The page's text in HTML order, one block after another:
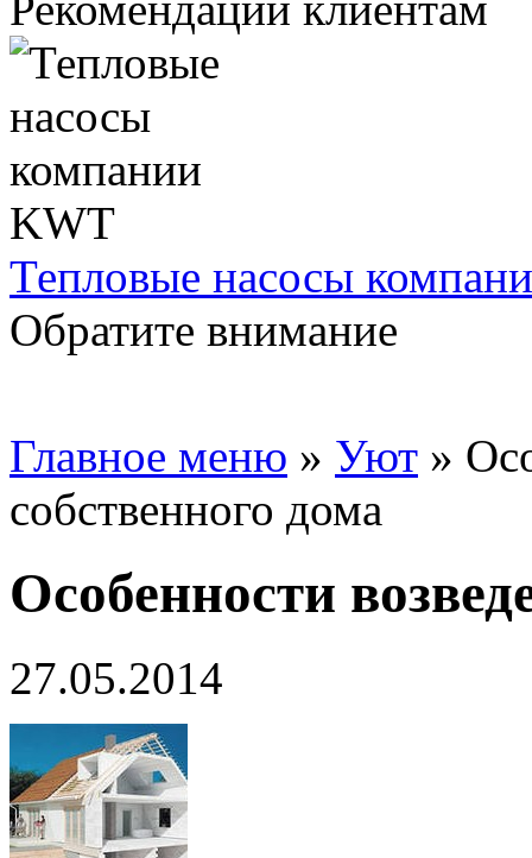
Тепловые насосы
Обратите внимание
Главное меню » Уют »
собственного дома
Особенности
27.05.2014